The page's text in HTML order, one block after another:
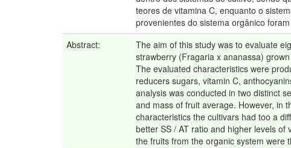
teores de vitamina C, enquanto o
provenientes do sistema orgânico
Abstract:
The aim of this study was to evaluate
strawberry (Fragaria x ananassa)
The evaluated characteristics were
reducers sugars, vitamin C,
analysis was conducted in two distinct
and mass of fruit average. However, in
characteristics the cultivars had too a
better SS / AT ratio and higher levels
the fruits from the organic system were